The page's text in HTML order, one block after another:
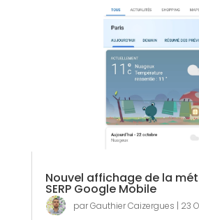
Nouvel affichage de la
SERP Google Mobile
parGauthier Caizergues | 23